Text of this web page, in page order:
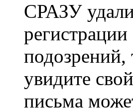
СРАЗУ
подозрений,
увидите
письма